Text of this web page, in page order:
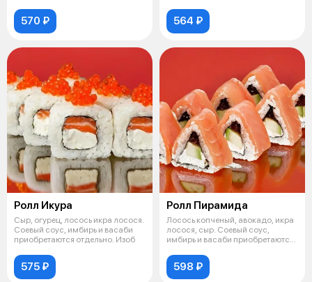
570 ₽ 564 ₽
Ролл Икура
Сыр, огурец, лосось икра лосося.
Соевый соус, имбирь и васаби
приобретаются отдельно. Изоб
575 ₽
Ролл Пирамида
Лосось копченый, авокадо, икра
лосося, сыр. Соевый соус,
имбирь и васаби приобретаются
598 ₽